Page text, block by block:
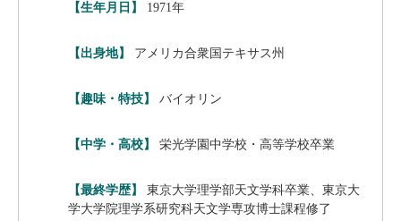
【生年月日】 1971年
【出身地】 アメリカ合衆国テキサス州
【趣味・特技】 バイオリン
【中学・高校】 栄光学園中学校・高等学校卒業
【最終学歴】
東京大学理学部天文学科卒業、東京大
学大学院理学系研究科天文学専攻博士課程修了